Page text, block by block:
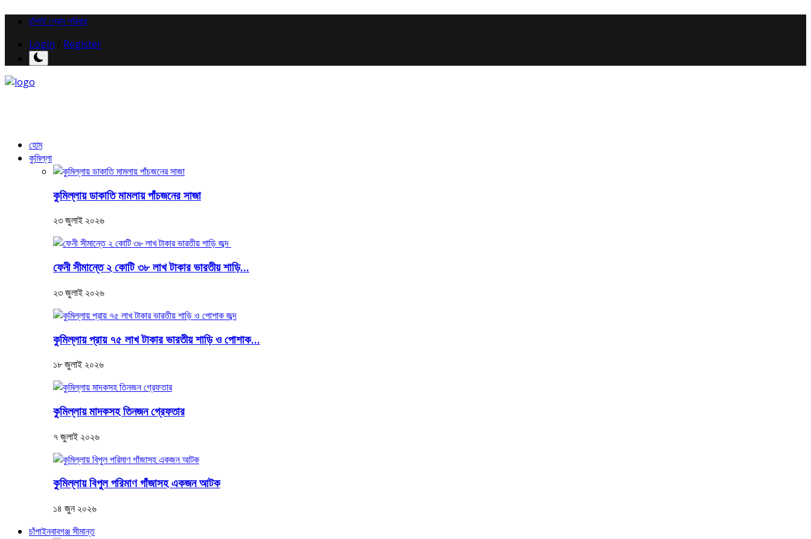
চাঁপাই প্রেস পরিবার
Login
Register
হোম
কুমিল্লা
কুমিল্লায় ডাকাতি মামলায় পাঁচজনের সাজা
২৩ জুলাই ২০২৬
ফেনী সীমান্তে ২ কোটি ৩৮ লাখ টাকার ভারতীয় শাড়ি...
২৩ জুলাই ২০২৬
কুমিল্লায় প্রায় ৭৫ লাখ টাকার ভারতীয় শাড়ি ও পোশাক...
১৮ জুলাই ২০২৬
কুমিল্লায় মাদকসহ তিনজন গ্রেফতার
৭ জুলাই ২০২৬
কুমিল্লায় বিপুল পরিমাণ গাঁজাসহ একজন আটক
১৪ জুন ২০২৬
চাঁপাইনবাবগঞ্জ সীমান্ত